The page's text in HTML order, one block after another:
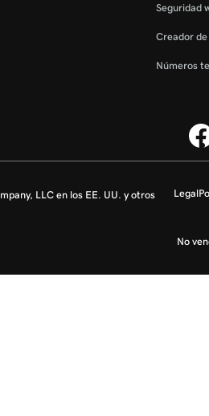
Seguridad
Creador
Números
Legal
No
LLC en los EE. UU. y otros